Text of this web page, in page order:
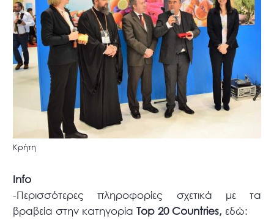
Κρήτη
Info
-Περισσότερες πληροφορίες σχετικά με τα
βραβεία στην κατηγορία Top 20 Countries, εδώ: